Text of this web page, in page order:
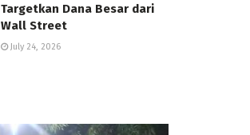
Targetkan Dana Besar dari
Wall Street
July 24, 2026